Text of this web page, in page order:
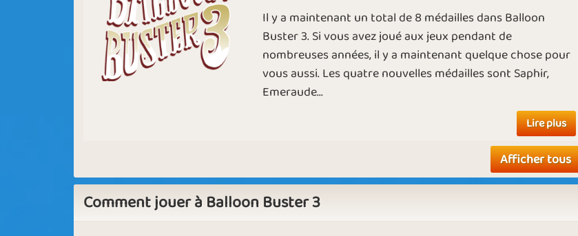
Sapphire Emerald Ruby Diamond
Big on Words Sagittarius Pisces Spa Relax
Hot Mess Pop It Frozen Balloons Christmas Fun
Il y a maintenant un total de 8 médailles dans Balloon
Buster 3. Si vous avez joué aux jeux pendant de
nombreuses années, il y a maintenant quelque chose pour
vous aussi. Les quatre nouvelles médailles sont Saphir,
Emeraude...
Lire plus
Afficher tous
Comment jouer à Balloon Buster 3